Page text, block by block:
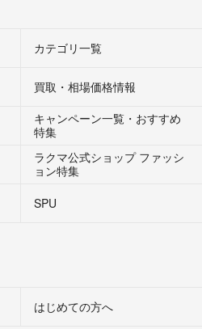
カテゴリ一覧
買取・相場価格情報
キャンペーン一覧・おすすめ
特集
ラクマ公式ショップ ファッシ
ョン特集
SPU
はじめての方へ